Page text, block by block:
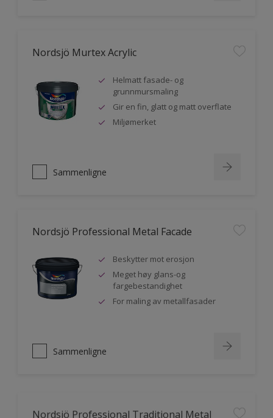
Nordsjö Murtex Acrylic
Helmatt fasade- og
grunnmursmaling
Gir en fin, glatt og matt overflate
Miljømerket
Sammenligne
Nordsjö Professional Metal Facade
Beskytter mot erosjon
Meget høy glans-og
fargebestandighet
For maling av metallfasader
Sammenligne
Nordsjö Professional Traditional Metal